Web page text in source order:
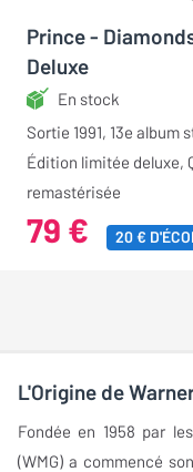
Prince -
Deluxe
En stock
Sortie 1991, 13e
Édition limitée deluxe,
remastérisée
79 € 20 €
L'Origine de
Fondée en 1958 par
(WMG) a commencé